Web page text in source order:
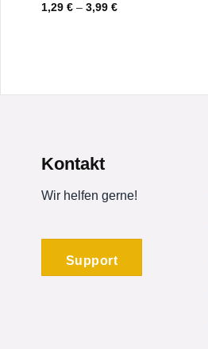
1,29 €– 3,99 €
Kontakt
Wir helfen gerne!
Support